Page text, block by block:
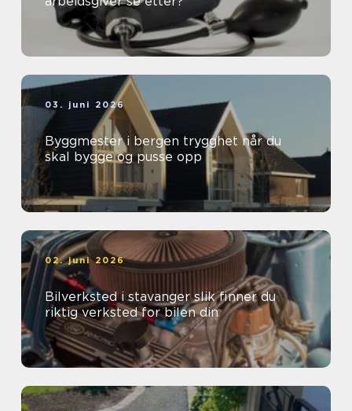
03. juni 2026
Byggmester i bergen trygghet når du
skal bygge og pusse opp
02. juni 2026
Bilverksted i stavanger slik finner du
riktig verksted for bilen din